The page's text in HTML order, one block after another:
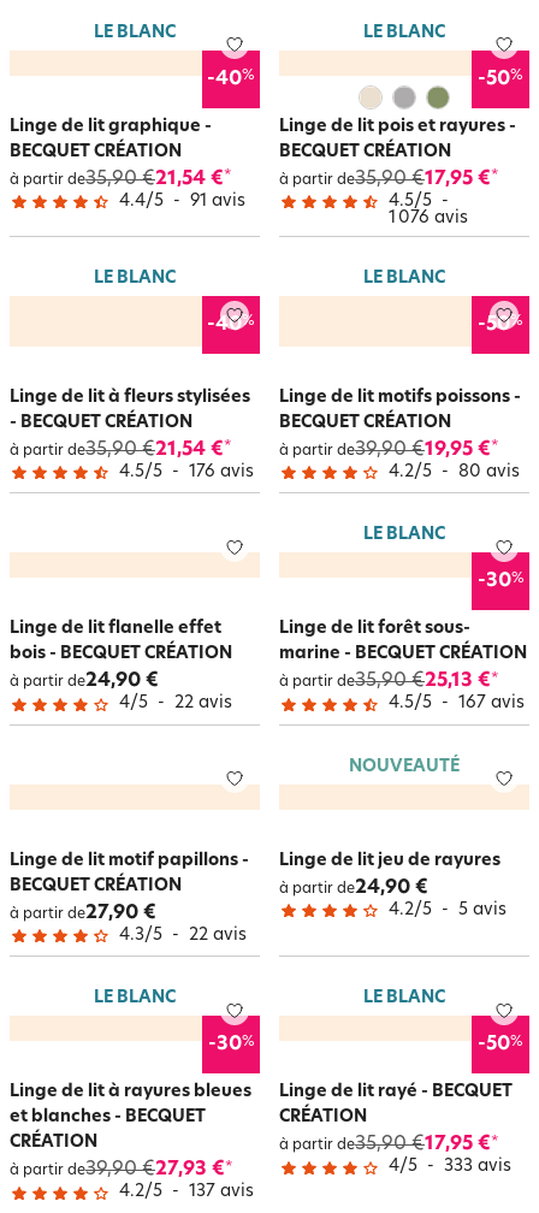
LE BLANC
-40%
Linge de lit graphique -
BECQUET CRÉATION
à partir de35,90 €21,54 €*
4.4/5 - 91 avis
LE BLANC
-50%
Linge de lit pois et rayures -
BECQUET CRÉATION
à partir de35,90 €17,95 €*
4.5/5 -
1 076 avis
LE BLANC
-40%
Linge de lit à fleurs stylisées
- BECQUET CRÉATION
à partir de35,90 €21,54 €*
4.5/5 - 176 avis
LE BLANC
-50%
Linge de lit motifs poissons -
BECQUET CRÉATION
à partir de39,90 €19,95 €*
4.2/5 - 80 avis
Linge de lit flanelle effet
bois - BECQUET CRÉATION
à partir de24,90 €
4/5 - 22 avis
LE BLANC
-30%
Linge de lit forêt sous-
marine - BECQUET CRÉATION
à partir de35,90 €25,13 €*
4.5/5 - 167 avis
Linge de lit motif papillons -
BECQUET CRÉATION
à partir de27,90 €
4.3/5 - 22 avis
NOUVEAUTÉ
Linge de lit jeu de rayures
à partir de24,90 €
4.2/5 - 5 avis
LE BLANC
-30%
Linge de lit à rayures bleues
et blanches - BECQUET
CRÉATION
à partir de39,90 €27,93 €*
4.2/5 - 137 avis
LE BLANC
-50%
Linge de lit rayé - BECQUET
CRÉATION
à partir de35,90 €17,95 €*
4/5 - 333 avis